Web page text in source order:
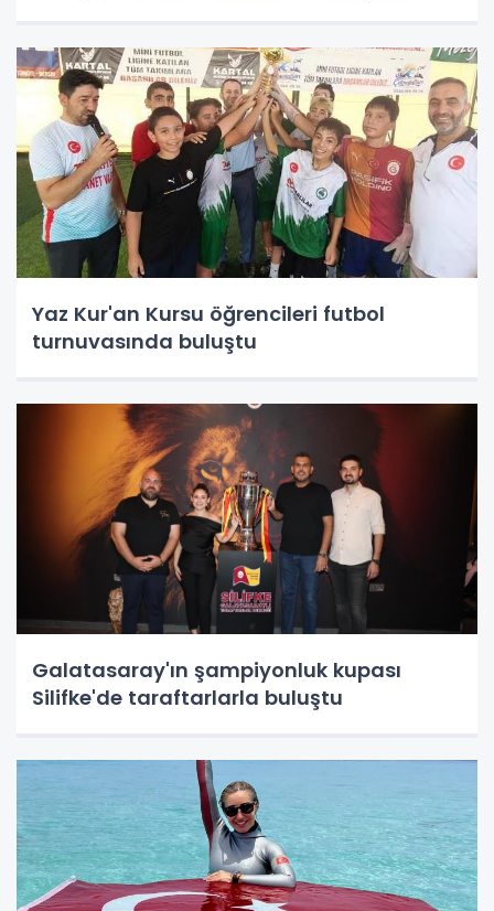
Yaz Kur'an Kursu öğrencileri futbol
turnuvasında buluştu
Galatasaray'ın şampiyonluk kupası
Silifke'de taraftarlarla buluştu